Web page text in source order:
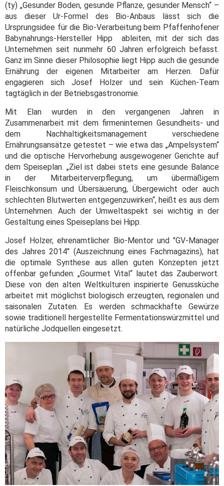
(ty) „Gesunder Boden, gesunde Pflanze, gesunder Mensch“ –
aus dieser Ur-Formel des Bio-Anbaus lässt sich die
Ursprungsidee für die Bio-Verarbeitung beim Pfaffenhofener
Babynahrungs-Hersteller Hipp ableiten, mit der sich das
Unternehmen seit nunmehr 60 Jahren erfolgreich befasst.
Ganz im Sinne dieser Philosophie liegt Hipp auch die gesunde
Ernährung der eigenen Mitarbeiter am Herzen. Dafür
engagieren sich Josef Holzer und sein Küchen-Team
tagtäglich in der Betriebsgastronomie.
Mit Elan wurden in den vergangenen Jahren in
Zusammenarbeit mit dem firmeninternen Gesundheits- und
dem Nachhaltigkeitsmanagement verschiedene
Ernährungsansätze getestet – wie etwa das „Ampelsystem“
und die optische Hervorhebung ausgewogener Gerichte auf
dem Speiseplan. „Ziel ist dabei stets eine gesunde Balance
in der Mitarbeiterverpflegung, um übermäßigem
Fleischkonsum und Übersäuerung, Übergewicht oder auch
schlechten Blutwerten entgegenzuwirken“, heißt es aus dem
Unternehmen. Auch der Umweltaspekt sei wichtig in der
Gestaltung eines Speiseplans bei Hipp.
Josef Holzer, ehrenamtlicher Bio-Mentor und "GV-Manager
des Jahres 2014" (Auszeichnung eines Fachmagazins), hat
die optimale Synthese aus allen guten Konzepten jetzt
offenbar gefunden: „Gourmet Vital“ lautet das Zauberwort.
Diese von den alten Weltkulturen inspirierte Genussküche
arbeitet mit möglichst biologisch erzeugten, regionalen und
saisonalen Zutaten. Es werden schmackhafte Gewürze
sowie traditionell hergestellte Fermentationswürzmittel und
natürliche Jodquellen eingesetzt.